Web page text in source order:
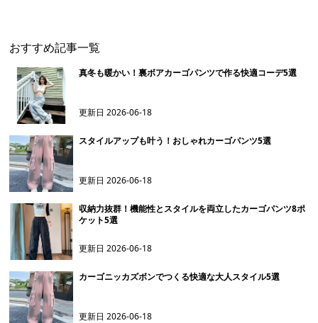
おすすめ記事一覧
真冬も暖かい！裏ボアカーゴパンツで作る快適コーデ5選
更新日2026-06-18
スタイルアップも叶う！おしゃれカーゴパンツ5選
更新日2026-06-18
収納力抜群！機能性とスタイルを両立したカーゴパンツ8ポ
ケット5選
更新日2026-06-18
カーゴニッカズボンでつくる快適な大人スタイル5選
更新日2026-06-18